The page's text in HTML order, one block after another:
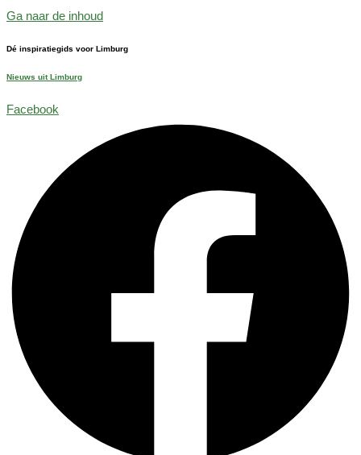
Ga naar de inhoud
Dé inspiratiegids voor Limburg
Nieuws uit Limburg
Facebook